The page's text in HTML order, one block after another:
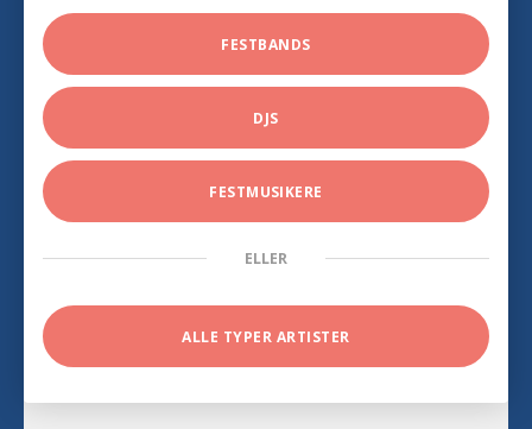
FESTBANDS
DJS
FESTMUSIKERE
ELLER
ALLE TYPER ARTISTER